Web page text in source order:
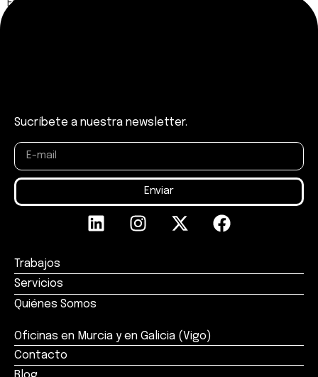
Estrategias clave para atraer […]
Sucríbete a nuestra newsletter.
Enviar
Trabajos
Servicios
Quiénes Somos
Oficinas en Murcia y en Galicia (Vigo)
Contacto